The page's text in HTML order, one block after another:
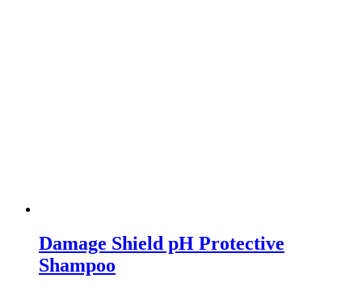
Damage Shield pH Protective
Shampoo